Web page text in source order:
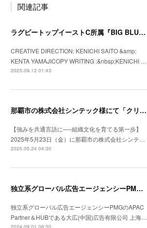
関連記事
ラグビートップイーストC所属『BIG BLUES八千代ベイ東京』の2025年シーズンプロモーションビデオを制作
CREATIVE DIRECTION: KENICHI SAITO &amp;
KENTA YAMAJICOPY WRITING :&nbsp;KENICHI …
2025.09.12 01:43
那覇市の株式会社シンテック様にて「クリフトンストレングス®」を用いた強み理解・組織文化醸成セッションを実施
【強みを共通言語に──組織文化を育てる第一歩】
2025年5月23日（金）に那覇市の株式会社シンテ…
2025.05.24 04:30
独立系グローバル広告エージェンシーPMGのAPAC Partner＆HUBである大広(中国)広告有限公司 上海分公司会社の統合コミュニケーション戦略の構築支援を開始
独立系グローバル広告エージェンシーPMGのAPAC
Partner＆HUBである大広(中国)広告有限公司 上海…
2024.09.01 06:30